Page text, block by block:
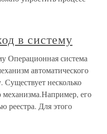
в систему
Операционная система
автоматического
Существует несколько
механизма.Например, его
реестра. Для этого